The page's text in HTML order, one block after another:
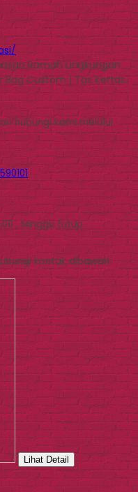
Ramah Lingkungan
Custom | Tas Kertas
hubungi kami melalui
, Minggu tutup
kontak dibawah:
Lihat Detail